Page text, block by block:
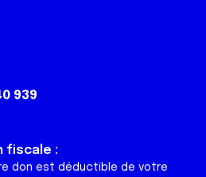
939
fiscale :
don est déductible de votre